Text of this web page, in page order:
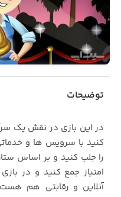
توضیحات
در این بازی در نقش یک
کنید با سرویس ها و
را جلب کنید و بر اساس
امتیاز جمع کنید و در
آنلاین و رقابتی هم هست